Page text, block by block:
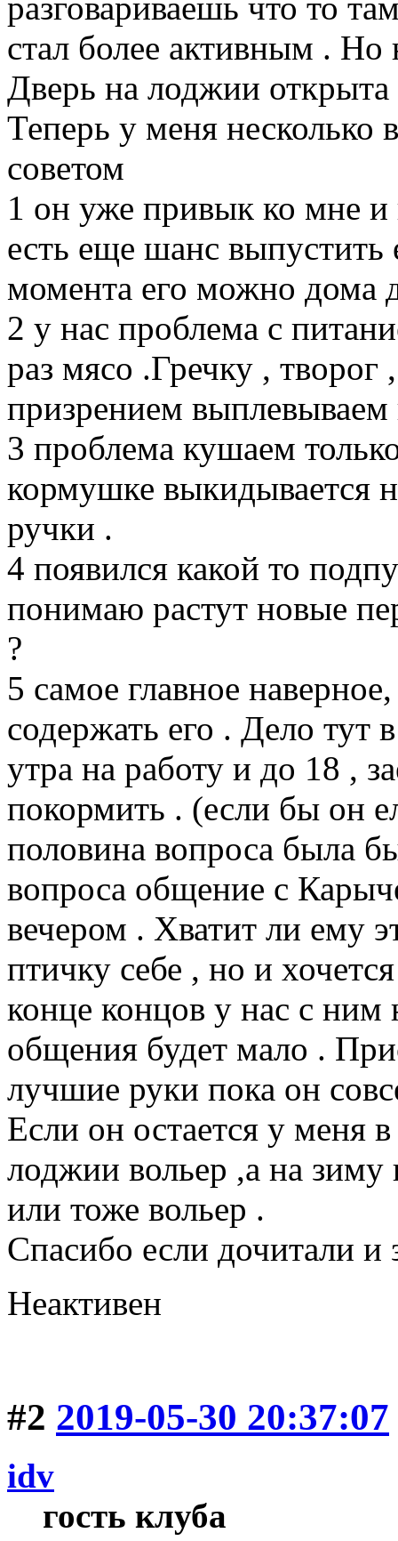
стал более активным .
Дверь на лоджии открыта
Теперь у меня несколько
советом
1 он уже привык ко мне и
есть еще шанс выпустить
момента его можно дома
2 у нас проблема с
раз мясо .Гречку , творог
призрением
3 проблема кушаем
кормушке выкидывается
ручки .
4 появился какой то
понимаю растут новые
?
5 самое главное
содержать его . Дело тут
утра на работу и до 18 ,
покормить . (если бы он
половина вопроса была
вопроса общение с
вечером . Хватит ли ему
птичку себе , но и
конце концов у нас с ним
общения будет мало .
лучшие руки пока он
Если он остается у меня
лоджии вольер ,а на
или тоже вольер .
Спасибо если дочитали и
Неактивен
#2 2019-05-30 20:37:07
idv
гость клуба